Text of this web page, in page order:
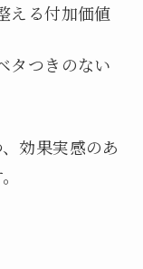
える付加価値
タつきのない
効果実感のあ